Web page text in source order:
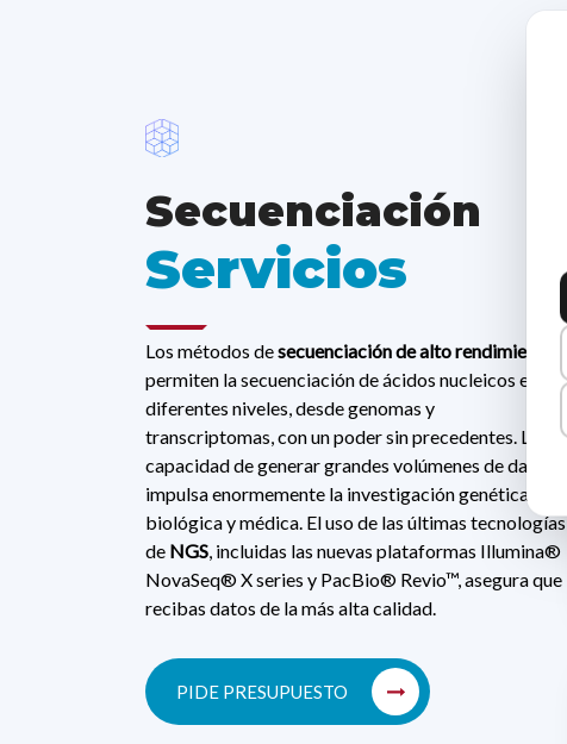
Secuenciación
Servicios
Los métodos desecuenciación de alto rendimiento
permiten la secuenciación de ácidos nucleicos en
diferentes niveles, desde genomas y
transcriptomas, con un poder sin precedentes. La
capacidad de generar grandes volúmenes de datos
impulsa enormemente la investigación genética,
biológica y médica. El uso de las últimas tecnologías
de NGS, incluidas las nuevas plataformas Illumina®
NovaSeq® X series y PacBio® Revio™, asegura que
recibas datos de la más alta calidad.
PIDE PRESUPUESTO